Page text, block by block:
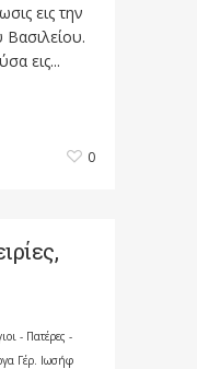
εις την
Βασιλείου.
εις...
0
- Πατέρες -
Γέρ. Ιωσήφ